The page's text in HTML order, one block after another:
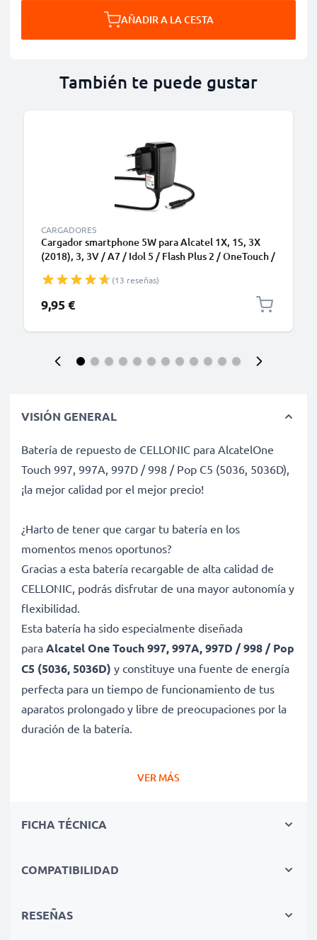
AÑADIR A LA CESTA
También te puede gustar
CARGADORES
Cargador smartphone 5W para Alcatel 1X, 1S, 3X
(2018), 3, 3V / A7 / Idol 5 / Flash Plus 2 / OneTouch /
1.1m para teléfonos móviles
(13 reseñas)
9,95 €
VISIÓN GENERAL
Batería de repuesto de CELLONIC para AlcatelOne
Touch 997, 997A, 997D / 998 / Pop C5 (5036, 5036D),
¡la mejor calidad por el mejor precio!
¿Harto de tener que cargar tu batería en los
momentos menos oportunos?
Gracias a esta batería recargable de alta calidad de
CELLONIC, podrás disfrutar de una mayor autonomía y
flexibilidad.
Esta batería ha sido especialmente diseñada
para Alcatel One Touch 997, 997A, 997D / 998 / Pop
C5 (5036, 5036D) y constituye una fuente de energía
perfecta para un tiempo de funcionamiento de tus
aparatos prolongado y libre de preocupaciones por la
duración de la batería.
Batería gran capacidad para un uso prolongado de
✔ Batería recargable con gran capacidad 1950mAh y
✔ Máximo rendimiento de tu dispositivo Alcatel
litio moderna sin efecto memoria
VER MÁS
FICHA TÉCNICA
COMPATIBILIDAD
RESEÑAS